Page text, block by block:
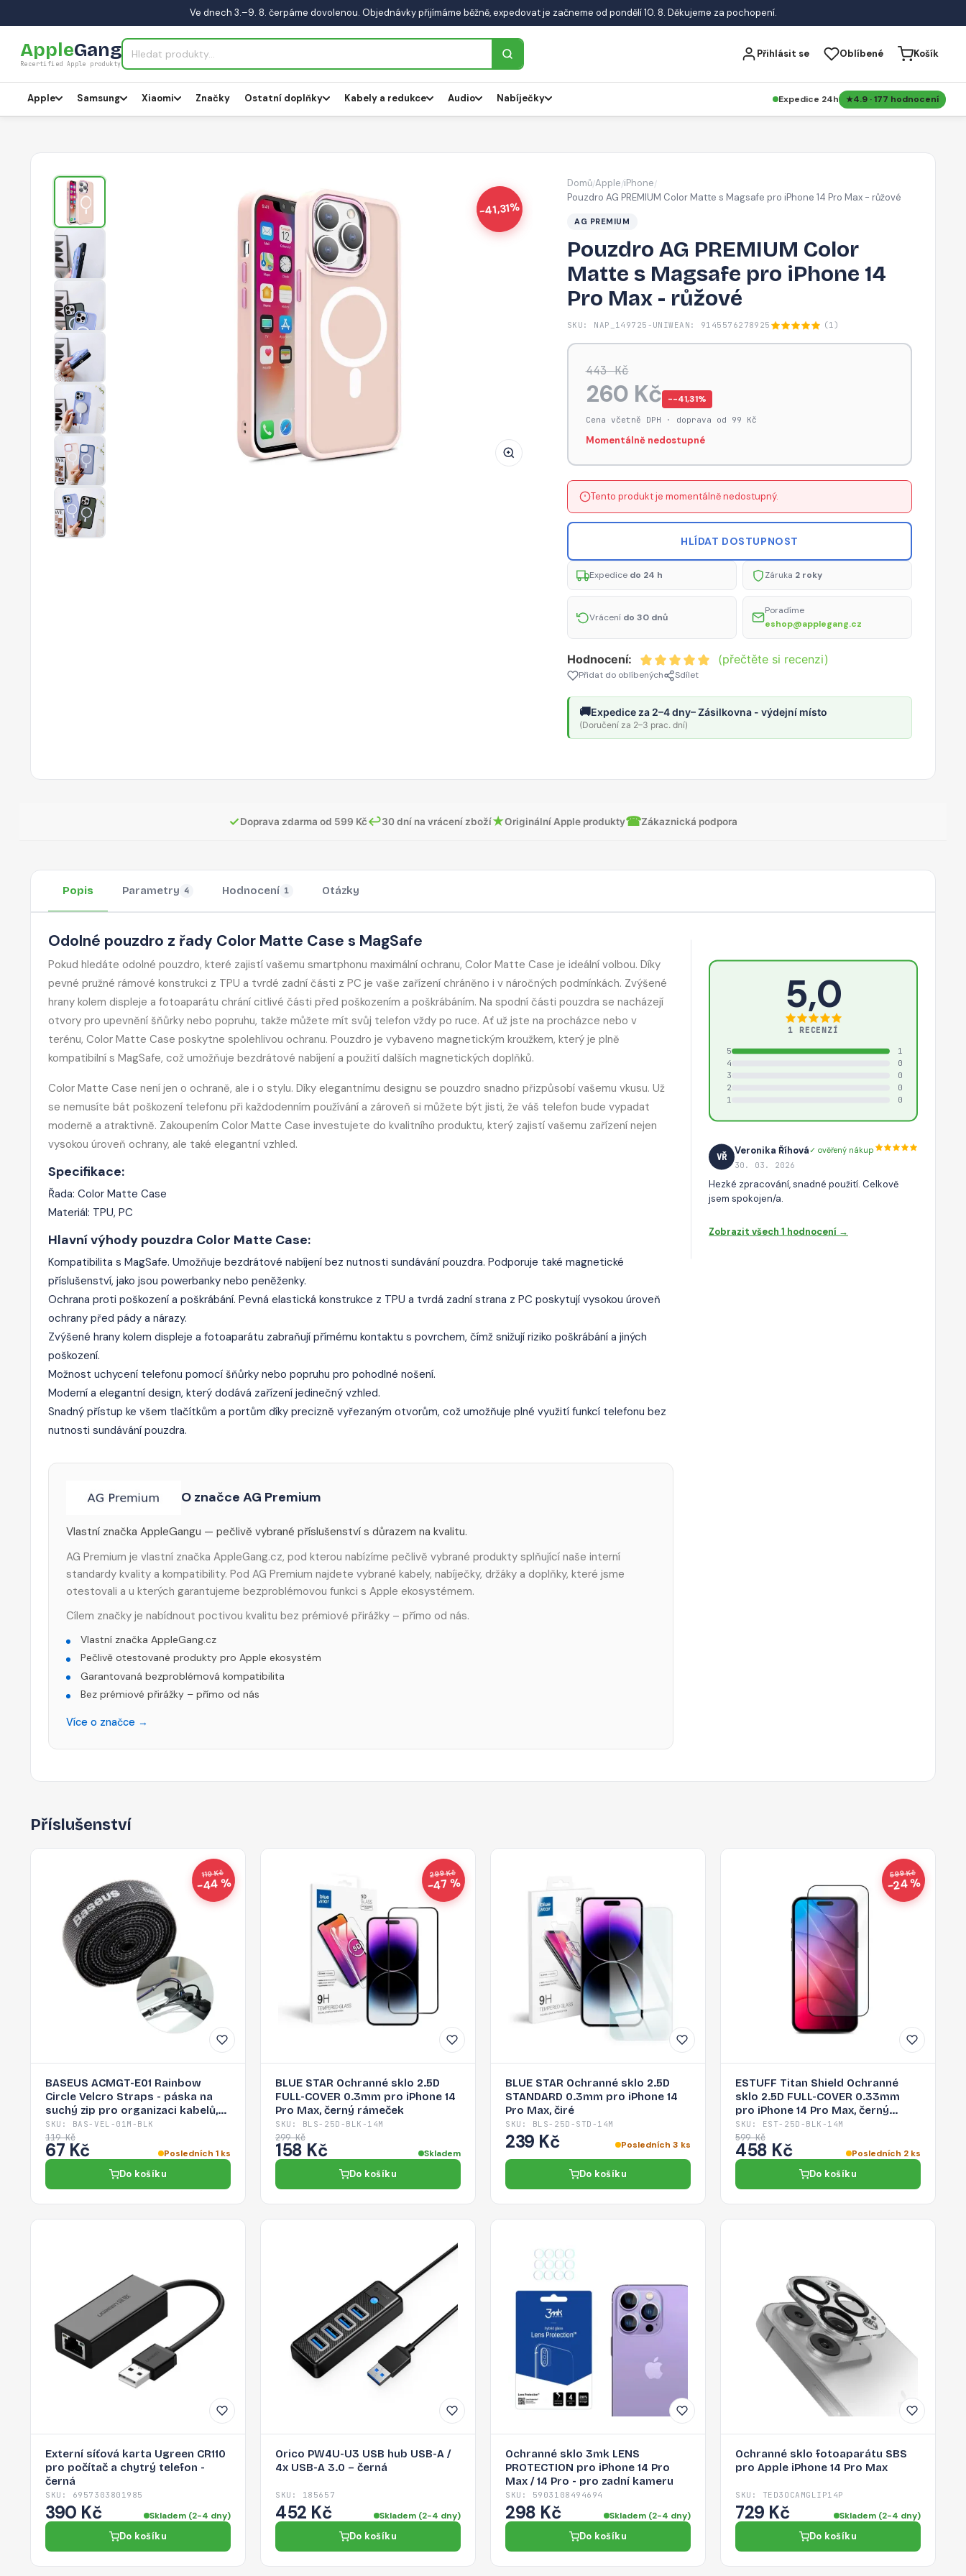
Ve dnech 3.–9. 8. čerpáme dovolenou. Objednávky přijímáme běžně, expedovat je začneme od pondělí 10. 8. Děkujeme za pochopení.
AppleGang
Recertified Apple produkty
Přihlásit se Oblíbené Košík
Apple Samsung Xiaomi Značky Ostatní doplňky Kabely a redukce Audio Nabíječky Expedice 24h 4.9 · 177 hodnocení
-41,31%
Pouzdro
AG
PREMIUM
pro
Domů/Apple/iPhone/
Pouzdro AG PREMIUM Color Matte s Magsafe pro iPhone 14 Pro Max - růžové
AG PREMIUM
Pouzdro AG PREMIUM Color
Matte s Magsafe pro iPhone 14
Pro Max - růžové
SKU: NAP_149725-UNIWEAN: 9145576278925 (1)
443 Kč
260 Kč −-41,31%
Cena včetně DPH · doprava od 99 Kč
Momentálně nedostupné
Tento produkt je momentálně nedostupný.
HLÍDAT DOSTUPNOST
Expedice do 24 h Záruka 2 roky
Vrácení do 30 dnů
Poradíme
eshop@applegang.cz
Hodnocení: (přečtěte si recenzi)
Přidat do oblíbených Sdílet
🚚Expedice za 2–4 dny– Zásilkovna - výdejní místo
(Doručení za 2–3 prac. dní)
✓Doprava zdarma od 599 Kč↩30 dní na vrácení zboží★Originální Apple produkty☎Zákaznická podpora
Popis Parametry 4 Hodnocení 1 Otázky
Odolné pouzdro z řady Color Matte Case s MagSafe
Pokud hledáte odolné pouzdro, které zajistí vašemu smartphonu maximální ochranu, Color Matte Case je ideální volbou. Díky
pevné pružné rámové konstrukci z TPU a tvrdé zadní části z PC je vaše zařízení chráněno i v náročných podmínkách. Zvýšené
hrany kolem displeje a fotoaparátu chrání citlivé části před poškozením a poškrábáním. Na spodní části pouzdra se nacházejí
otvory pro upevnění šňůrky nebo popruhu, takže můžete mít svůj telefon vždy po ruce. Ať už jste na procházce nebo v
terénu, Color Matte Case poskytne spolehlivou ochranu. Pouzdro je vybaveno magnetickým kroužkem, který je plně
kompatibilní s MagSafe, což umožňuje bezdrátové nabíjení a použití dalších magnetických doplňků.
Color Matte Case není jen o ochraně, ale i o stylu. Díky elegantnímu designu se pouzdro snadno přizpůsobí vašemu vkusu. Už
se nemusíte bát poškození telefonu při každodenním používání a zároveň si můžete být jisti, že váš telefon bude vypadat
moderně a atraktivně. Zakoupením Color Matte Case investujete do kvalitního produktu, který zajistí vašemu zařízení nejen
vysokou úroveň ochrany, ale také elegantní vzhled.
Specifikace:
Řada: Color Matte Case
Materiál: TPU, PC
Hlavní výhody pouzdra Color Matte Case:
Kompatibilita s MagSafe. Umožňuje bezdrátové nabíjení bez nutnosti sundávání pouzdra. Podporuje také magnetické
příslušenství, jako jsou powerbanky nebo peněženky.
Ochrana proti poškození a poškrábání. Pevná elastická konstrukce z TPU a tvrdá zadní strana z PC poskytují vysokou úroveň
ochrany před pády a nárazy.
Zvýšené hrany kolem displeje a fotoaparátu zabraňují přímému kontaktu s povrchem, čímž snižují riziko poškrábání a jiných
poškození.
Možnost uchycení telefonu pomocí šňůrky nebo popruhu pro pohodlné nošení.
Moderní a elegantní design, který dodává zařízení jedinečný vzhled.
Snadný přístup ke všem tlačítkům a portům díky precizně vyřezaným otvorům, což umožňuje plné využití funkcí telefonu bez
nutnosti sundávání pouzdra.
O značce AG Premium
Vlastní značka AppleGangu — pečlivě vybrané příslušenství s důrazem na kvalitu.
AG Premium je vlastní značka AppleGang.cz, pod kterou nabízíme pečlivě vybrané produkty splňující naše interní
standardy kvality a kompatibility. Pod AG Premium najdete vybrané kabely, nabíječky, držáky a doplňky, které jsme
otestovali a u kterých garantujeme bezproblémovou funkci s Apple ekosystémem.
Cílem značky je nabídnout poctivou kvalitu bez prémiové přirážky – přímo od nás.
Vlastní značka AppleGang.cz
Pečlivě otestované produkty pro Apple ekosystém
Garantovaná bezproblémová kompatibilita
Bez prémiové přirážky – přímo od nás
Více o značce →
5,0
1 RECENZÍ
5
1
4
0
3
0
2
0
1
0
VŘ
Veronika Říhová✓ ověřený nákup
30. 03. 2026
Hezké zpracování, snadné použití. Celkově
jsem spokojen/a.
Zobrazit všech 1 hodnocení →
Příslušenství
119 Kč
−44 %
BASEUS ACMGT-E01 Rainbow
Circle Velcro Straps - páska na
suchý zip pro organizaci kabelů,
1m, černá
SKU: BAS-VEL-01M-BLK
119 Kč
67 Kč Posledních 1 ks
Do košíku
299 Kč
−47 %
BLUE STAR Ochranné sklo 2.5D
FULL-COVER 0.3mm pro iPhone 14
Pro Max, černý rámeček
SKU: BLS-25D-BLK-14M
299 Kč
158 Kč Skladem
Do košíku
BLUE STAR Ochranné sklo 2.5D
STANDARD 0.3mm pro iPhone 14
Pro Max, čiré
SKU: BLS-25D-STD-14M
239 Kč Posledních 3 ks
Do košíku
599 Kč
−24 %
ESTUFF Titan Shield Ochranné
sklo 2.5D FULL-COVER 0.33mm
pro iPhone 14 Pro Max, černý
rámeček
SKU: EST-25D-BLK-14M
599 Kč
458 Kč Posledních 2 ks
Do košíku
Externí síťová karta Ugreen CR110
pro počítač a chytrý telefon -
černá
SKU: 6957303801985
390 Kč Skladem (2-4 dny)
Do košíku
Orico PW4U-U3 USB hub USB-A /
4x USB-A 3.0 – černá
SKU: 185657
452 Kč Skladem (2-4 dny)
Do košíku
Ochranné sklo 3mk LENS
PROTECTION pro iPhone 14 Pro
Max / 14 Pro - pro zadní kameru
SKU: 5903108494694
298 Kč Skladem (2-4 dny)
Do košíku
Ochranné sklo fotoaparátu SBS
pro Apple iPhone 14 Pro Max
SKU: TED3OCAMGLIP14P
729 Kč Skladem (2-4 dny)
Do košíku